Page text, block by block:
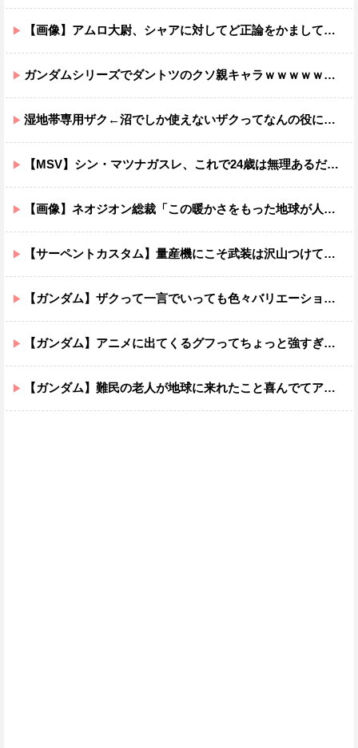
【画像】アムロ大尉、シャアに対してど正論をかましてしまうｗｗｗｗｗｗｗｗｗｗ
ガンダムシリーズでダントツのクソ親キャラｗｗｗｗｗｗｗｗｗｗｗｗ
湿地帯専用ザク←沼でしか使えないザクってなんの役に立つ設定なんだ？
【MSV】シン・マツナガスレ、これで24歳は無理あるだろ…
【画像】ネオジオン総裁「この暖かさをもった地球が人間さえ破壊するんだ（汗だく）」
【サーペントカスタム】量産機にこそ武装は沢山つけてほしいよね
【ガンダム】ザクって一言でいっても色々バリエーションがあるよね
【ガンダム】アニメに出てくるグフってちょっと強すぎじゃない？
【ガンダム】難民の老人が地球に来れたこと喜んでてアレ？連邦もやってることヤバくない？ってなる